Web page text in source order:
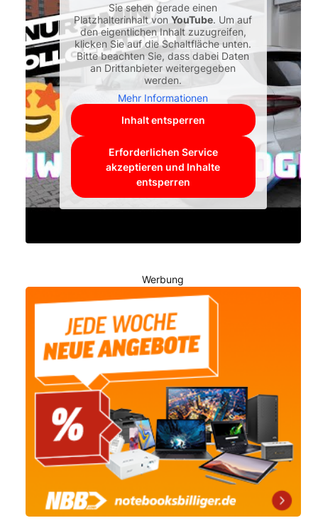
Sie sehen gerade einen
Platzhalterinhalt vonYouTube. Um auf
den eigentlichen Inhalt zuzugreifen,
klicken Sie auf die Schaltfläche unten.
Bitte beachten Sie, dass dabei Daten
an Drittanbieter weitergegeben
werden.
Mehr Informationen
Inhalt entsperren
Erforderlichen Service
akzeptieren und Inhalte
entsperren
Werbung